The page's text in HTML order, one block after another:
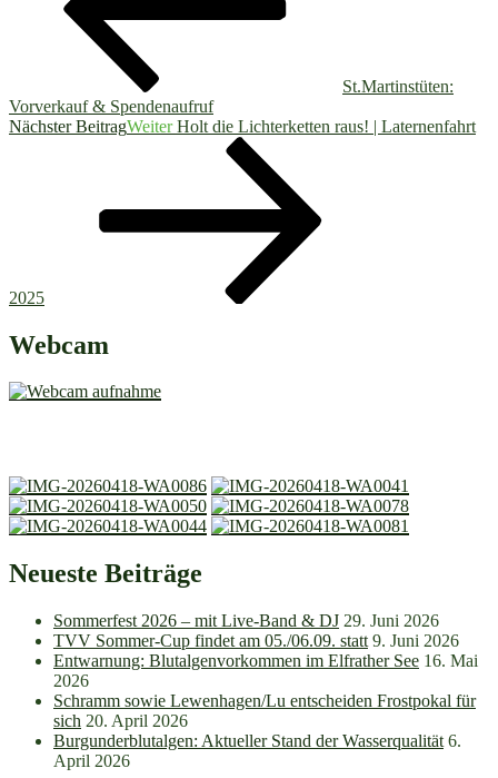
St.Martinstüten:
Vorverkauf & Spendenaufruf
Nächster BeitragWeiter Holt die Lichterketten raus! | Laternenfahrt
2025
Webcam
Neueste Beiträge
Sommerfest 2026 – mit Live-Band & DJ 29. Juni 2026
TVV Sommer-Cup findet am 05./06.09. statt 9. Juni 2026
Entwarnung: Blutalgenvorkommen im Elfrather See 16. Mai
2026
Schramm sowie Lewenhagen/Lu entscheiden Frostpokal für
sich 20. April 2026
Burgunderblutalgen: Aktueller Stand der Wasserqualität 6.
April 2026